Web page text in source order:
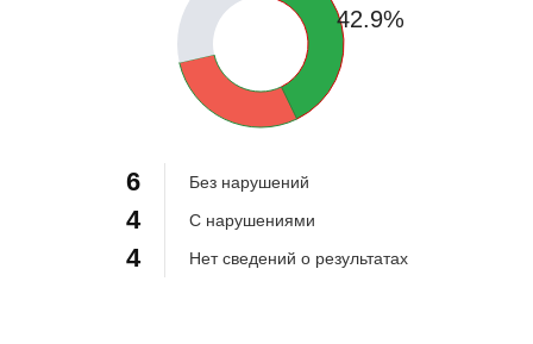
42.9%
6
4
4
Без нарушений
С нарушениями
Нет сведений о результатах